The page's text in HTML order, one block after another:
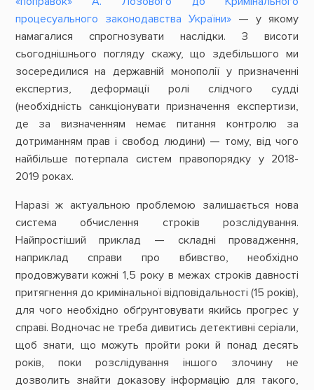
процесуального законодавства України»— у якому
намагалися спрогнозувати наслідки. З висоти
сьогоднішнього погляду скажу, що здебільшого ми
зосередилися на державній монополії у призначенні
експертиз, деформації ролі слідчого судді
(необхідність санкціонувати призначення експертизи,
де за визначенням немає питання контролю за
дотриманням прав і свобод людини) — тому, від чого
найбільше потерпала систем правопорядку у 2018-
2019 роках.
Наразі ж актуальною проблемою залишається нова
система обчислення строків розслідування.
Найпростіший приклад — складні провадження,
наприклад справи про вбивство, необхідно
продовжувати кожні 1,5 року в межах строків давності
притягнення до кримінальної відповідальності (15 років),
для чого необхідно обґрунтовувати якийсь прогрес у
справі. Водночас не треба дивитись детективні серіали,
щоб знати, що можуть пройти роки й понад десять
років, поки розслідування іншого злочину не
дозволить знайти доказову інформацію для такого,